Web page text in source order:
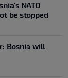
NATO
be stopped
Bosnia will